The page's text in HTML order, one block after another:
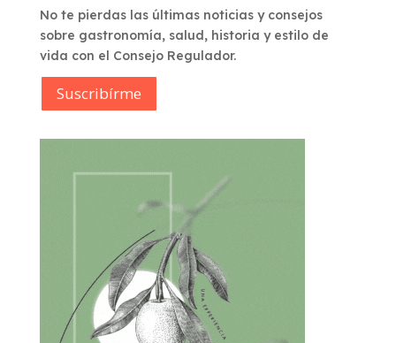
No te pierdas las últimas noticias y consejos
sobre gastronomía, salud, historia y estilo de
vida con el Consejo Regulador.
Suscribírme